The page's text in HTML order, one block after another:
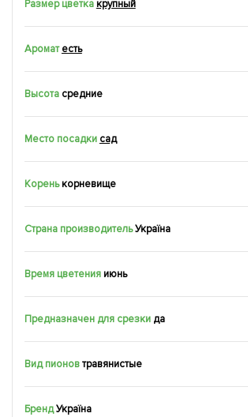
Размер цветка крупный
Аромат есть
Высота средние
Место посадки сад
Коренькорневище
Страна производитель Україна
Время цветения июнь
Предназначен для срезки да
Вид пионовтравянистые
БрендУкраїна